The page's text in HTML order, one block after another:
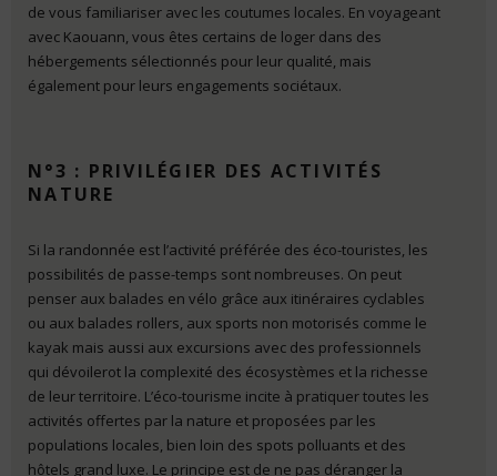
de vous familiariser avec les coutumes locales. En voyageant
avec Kaouann, vous êtes certains de loger dans des
hébergements sélectionnés pour leur qualité, mais
également pour leurs engagements sociétaux.
N°3 : PRIVILÉGIER DES ACTIVITÉS
NATURE
Si la randonnée est l’activité préférée des éco-touristes, les
possibilités de passe-temps sont nombreuses. On peut
penser aux balades en vélo grâce aux itinéraires cyclables
ou aux balades rollers, aux sports non motorisés comme le
kayak mais aussi aux excursions avec des professionnels
qui dévoilerot la complexité des écosystèmes et la richesse
de leur territoire. L’éco-tourisme incite à pratiquer toutes les
activités offertes par la nature et proposées par les
populations locales, bien loin des spots polluants et des
hôtels grand luxe. Le principe est de ne pas déranger la